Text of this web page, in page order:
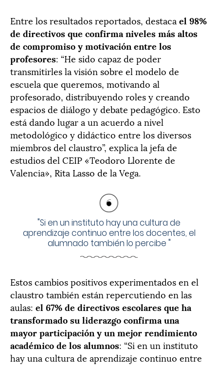
Entre los resultados reportados, destaca el 98%
de directivos que confirma niveles más altos
de compromiso y motivación entre los
profesores: “He sido capaz de poder
transmitirles la visión sobre el modelo de
escuela que queremos, motivando al
profesorado, distribuyendo roles y creando
espacios de diálogo y debate pedagógico. Esto
está dando lugar a un acuerdo a nivel
metodológico y didáctico entre los diversos
miembros del claustro”, explica la jefa de
estudios del CEIP «Teodoro Llorente de
Valencia», Rita Lasso de la Vega.
"Si en un instituto hay una cultura de
aprendizaje continuo entre los docentes, el
alumnado también lo percibe "
Estos cambios positivos experimentados en el
claustro también están repercutiendo en las
aulas: el 67% de directivos escolares que ha
transformado su liderazgo confirma una
mayor participación y un mejor rendimiento
académico de los alumnos: “Si en un instituto
hay una cultura de aprendizaje continuo entre